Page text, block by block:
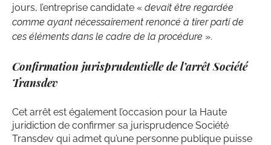
jours, l’entreprise candidate « devait être regardée
comme ayant nécessairement renoncé à tirer parti de
ces éléments dans le cadre de la procédure ».
Confirmation jurisprudentielle de l’arrêt Société
Transdev
Cet arrêt est également l’occasion pour la Haute
juridiction de confirmer sa jurisprudence Société
Transdev qui admet qu’une personne publique puisse